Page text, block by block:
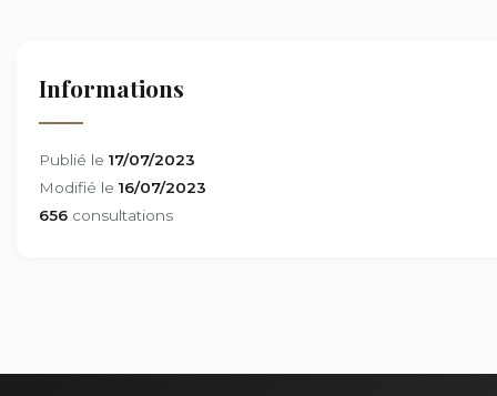
Informations
Publié le 17/07/2023
Modifié le 16/07/2023
656 consultations